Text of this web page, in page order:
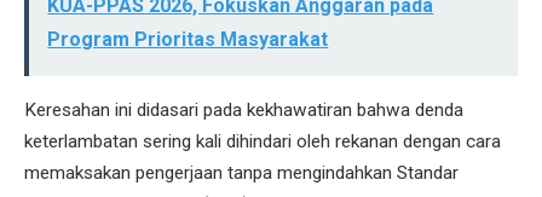
KUA-PPAS 2026, Fokuskan Anggaran pada
Program Prioritas Masyarakat
Keresahan ini didasari pada kekhawatiran bahwa denda
keterlambatan sering kali dihindari oleh rekanan dengan cara
memaksakan pengerjaan tanpa mengindahkan Standar